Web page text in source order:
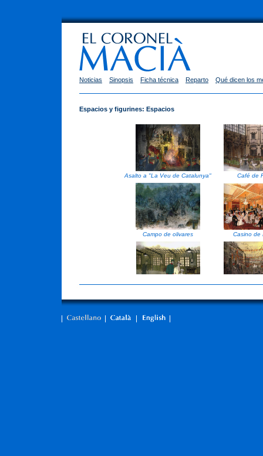
Noticias Sinopsis Ficha técnica Reparto Qué dicen los
Espacios y figurines: Espacios
Asalto a "La Veu de Catalunya" Café de
Campo de olivares Casino de